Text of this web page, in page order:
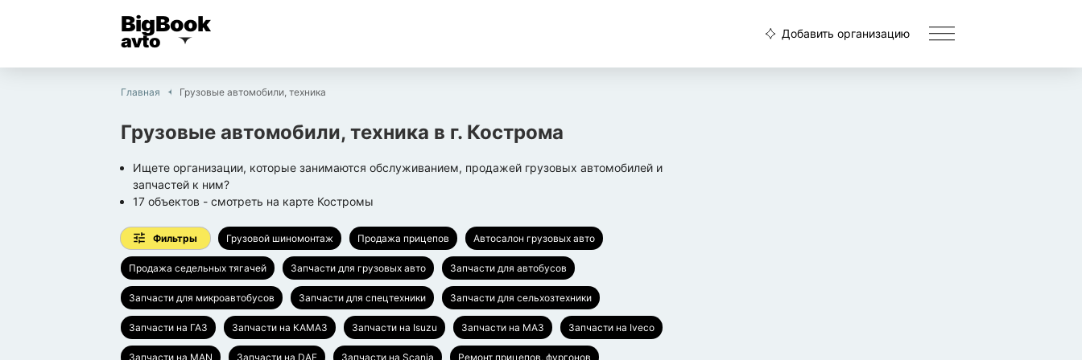
BigBook
avto Добавить организацию
Главная Грузовые автомобили, техника
Грузовые автомобили, техника в г. Кострома
Ищете организации, которые занимаются обслуживанием, продажей грузовых автомобилей и
запчастей к ним?
17 объектов - смотреть на карте Костромы
Фильтры Грузовой шиномонтаж Продажа прицепов Автосалон грузовых авто
Продажа седельных тягачей Запчасти для грузовых авто Запчасти для автобусов
Запчасти для микроавтобусов Запчасти для спецтехники Запчасти для сельхозтехники
Запчасти на ГАЗ Запчасти на КАМАЗ Запчасти на Isuzu Запчасти на МАЗ Запчасти на Iveco
Запчасти на MAN Запчасти на DAF Запчасти на Scania Ремонт прицепов, фургонов